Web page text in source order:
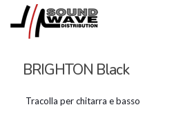
BRIGHTON Black
Tracolla per chitarra e basso